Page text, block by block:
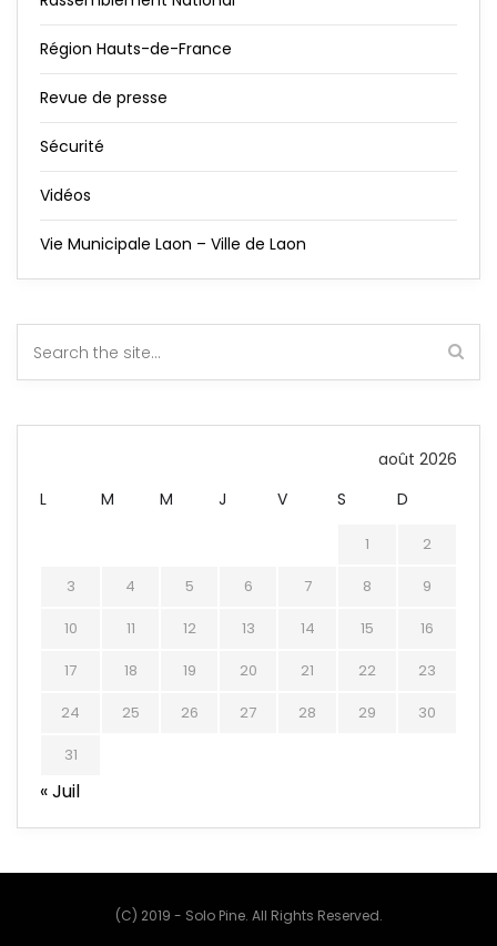
Région Hauts-de-France
Revue de presse
Sécurité
Vidéos
Vie Municipale Laon – Ville de Laon
août 2026
L
M M J V S D
1
2
3
4 5 6 7 8
9
10
11 12 13 14 15
16
17
18 19 20 21 22
23
24
25 26 27 28 29
30
31
« Juil
(C) 2019 - Solo Pine. All Rights Reserved.